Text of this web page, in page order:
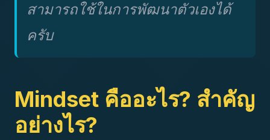
สามารถใช้ในการพัฒนาตัวเองได้
ครับ
Mindset คืออะไร? สำคัญ
อย่างไร?